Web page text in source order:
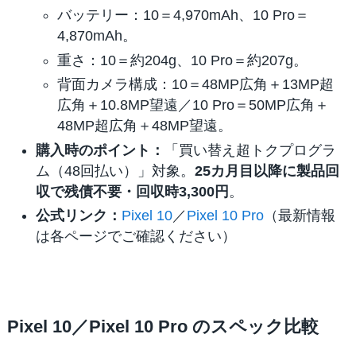
バッテリー：10＝4,970mAh、10 Pro＝
4,870mAh。
重さ：10＝約204g、10 Pro＝約207g。
背面カメラ構成：10＝48MP広角＋13MP超
広角＋10.8MP望遠／10 Pro＝50MP広角＋
48MP超広角＋48MP望遠。
購入時のポイント：
「買い替え超トクプログラ
ム（48回払い）」対象。 25カ月目以降に製品回
収で残債不要・回収時3,300円 。
公式リンク： Pixel 10／ Pixel 10 Pro（最新情報
は各ページでご確認ください）
Pixel 10／Pixel 10 Pro のスペック比較